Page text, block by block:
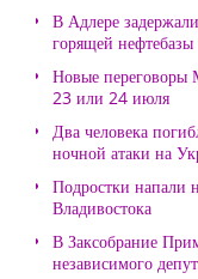
В Адлере
горящей нефтебазы
Новые переговоры
23 или 24 июля
Два человека
ночной атаки на
Подростки напали
Владивостока
В Заксобрание
независимого